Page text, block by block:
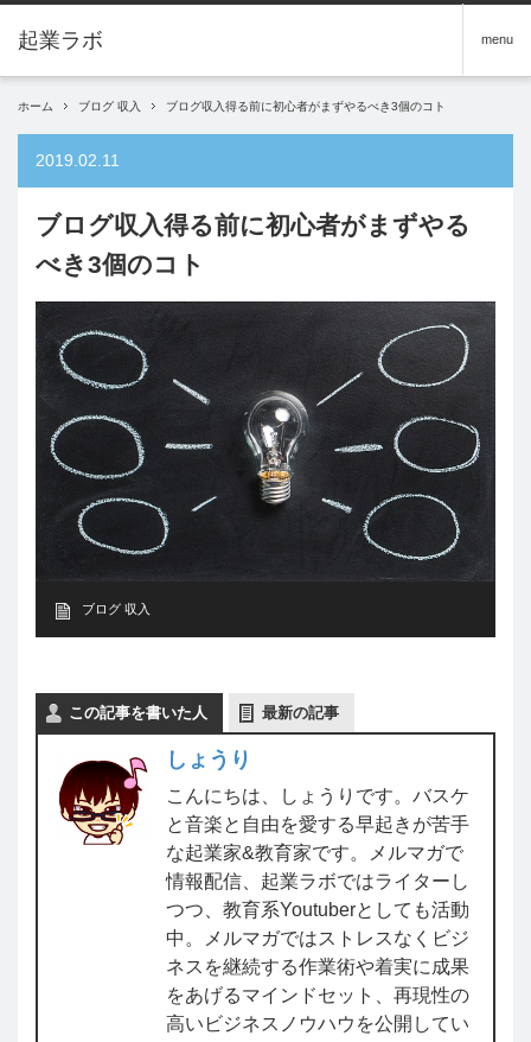
menu
ホーム ブログ 収入 ブログ収入得る前に初心者がまずやるべき3個のコト
2019.02.11
ブログ収入得る前に初心者がまずやる
べき3個のコト
ブログ 収入
この記事を書いた人 最新の記事
しょうり
こんにちは、しょうりです。バスケ
と音楽と自由を愛する早起きが苦手
な起業家&教育家です。メルマガで
情報配信、起業ラボではライターし
つつ、教育系Youtuberとしても活動
中。メルマガではストレスなくビジ
ネスを継続する作業術や着実に成果
をあげるマインドセット、再現性の
高いビジネスノウハウを公開してい